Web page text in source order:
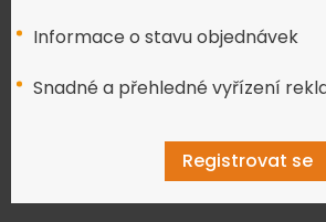
Informace o stavu objednávek
Snadné a přehledné vyřízení
Registrovat se